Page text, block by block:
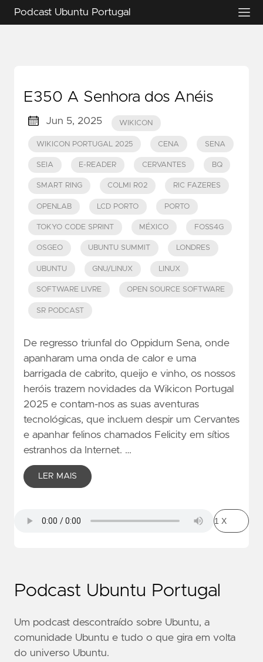
Podcast Ubuntu Portugal
E350 A Senhora dos Anéis
Jun 5, 2025 WIKICON
WIKICON PORTUGAL 2025 CENA SENA
SEIA E-READER CERVANTES BQ
SMART RING COLMI R02 RIC FAZERES
OPENLAB LCD PORTO PORTO
TOKYO CODE SPRINT MÉXICO FOSS4G
OSGEO UBUNTU SUMMIT LONDRES
UBUNTU GNU/LINUX LINUX
SOFTWARE LIVRE OPEN SOURCE SOFTWARE
SR PODCAST
De regresso triunfal do Oppidum Sena, onde
apanharam uma onda de calor e uma
barrigada de cabrito, queijo e vinho, os nossos
heróis trazem novidades da Wikicon Portugal
2025 e contam-nos as suas aventuras
tecnológicas, que incluem despir um Cervantes
e apanhar felinos chamados Felicity em sítios
estranhos da Internet. …
LER MAIS
Podcast Ubuntu Portugal
Um podcast descontraído sobre Ubuntu, a
comunidade Ubuntu e tudo o que gira em volta
do universo Ubuntu.